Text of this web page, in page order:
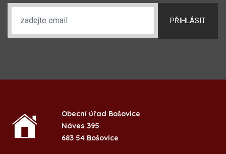
PŘIHLÁSIT
Obecní úřad Bošovice
Náves 395
683 54 Bošovice